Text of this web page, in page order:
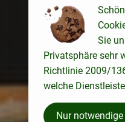
Sie
Privatsphäre sehr
Richtlinie 2009/
welche
Nur